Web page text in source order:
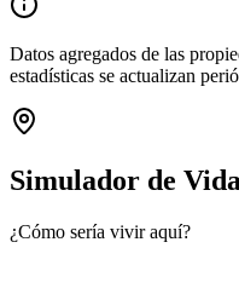
Datos agregados de las
estadísticas se actualizan
Simulador de Vida
¿Cómo sería vivir aquí?